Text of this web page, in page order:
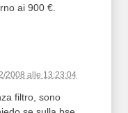
ai 900 €.
2008 alle 13:23:04
filtro, sono